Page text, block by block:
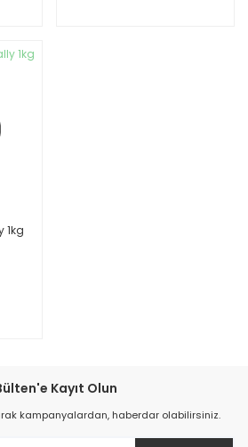
1kg
Kayıt Olun
kampanyalardan, haberdar olabilirsiniz.